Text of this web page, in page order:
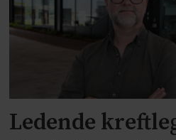
Ledende